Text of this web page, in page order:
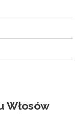
Włosów